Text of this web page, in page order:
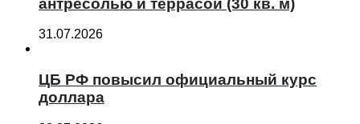
31.07.2026
ЦБ РФ повысил официальный курс
доллара